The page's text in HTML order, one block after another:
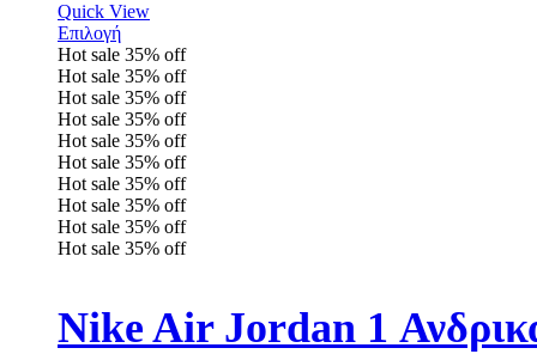
Quick View
Επιλογή
Hot sale 35% off
Hot sale 35% off
Hot sale 35% off
Hot sale 35% off
Hot sale 35% off
Hot sale 35% off
Hot sale 35% off
Hot sale 35% off
Hot sale 35% off
Hot sale 35% off
Nike Air Jordan 1